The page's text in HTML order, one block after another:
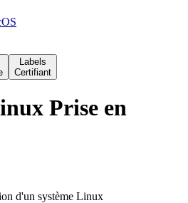
Labels
Certifiant
Prise en
d'un système Linux